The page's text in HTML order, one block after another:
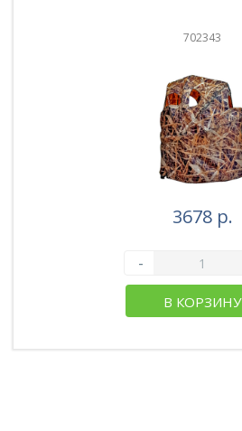
702343
3678 р.
-
В КОРЗИНУ